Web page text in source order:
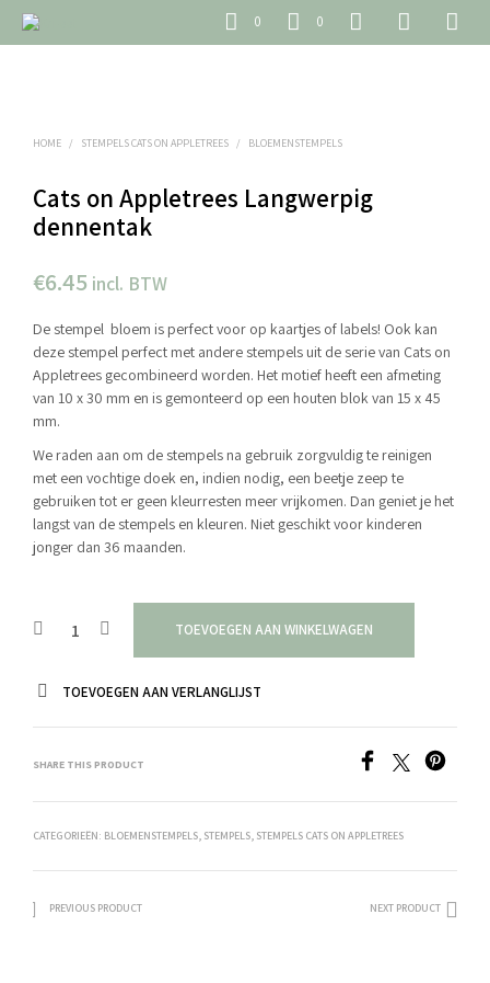
0 0
HOME / STEMPELS CATS ON APPLETREES / BLOEMENSTEMPELS
Cats on Appletrees Langwerpig
dennentak
€6.45 incl. BTW
De stempel bloem is perfect voor op kaartjes of labels! Ook kan
deze stempel perfect met andere stempels uit de serie van Cats on
Appletrees gecombineerd worden. Het motief heeft een afmeting
van 10 x 30 mm en is gemonteerd op een houten blok van 15 x 45
mm.
We raden aan om de stempels na gebruik zorgvuldig te reinigen
met een vochtige doek en, indien nodig, een beetje zeep te
gebruiken tot er geen kleurresten meer vrijkomen. Dan geniet je het
langst van de stempels en kleuren. Niet geschikt voor kinderen
jonger dan 36 maanden.
TOEVOEGEN AAN WINKELWAGEN
TOEVOEGEN AAN VERLANGLIJST
SHARE THIS PRODUCT
CATEGORIEËN: BLOEMENSTEMPELS, STEMPELS, STEMPELS CATS ON APPLETREES
PREVIOUS PRODUCT NEXT PRODUCT